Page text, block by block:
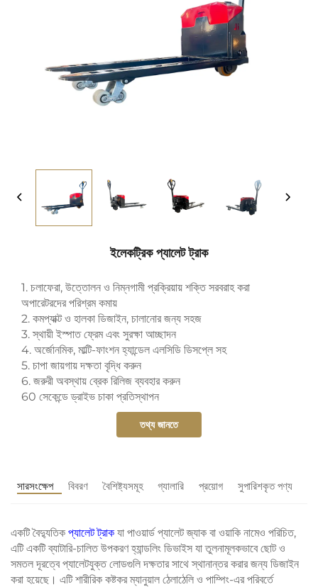
ইলেকট্রিক প্যালেট ট্রাক
1. চলাফেরা, উত্তোলন ও নিম্নগামী প্রক্রিয়ায় শক্তি সরবরাহ করা
অপারেটরদের পরিশ্রম কমায়
2. কমপ্যাক্ট ও হালকা ডিজাইন, চালানোর জন্য সহজ
3. স্থায়ী ইস্পাত ফ্রেম এবং সুরক্ষা আচ্ছাদন
4. অর্জোনমিক, মাল্টি-ফাংশন হ্যান্ডেল এলসিডি ডিসপ্লে সহ
5. চাপা জায়গায় দক্ষতা বৃদ্ধি করুন
6. জরুরী অবস্থায় ব্রেক রিলিজ ব্যবহার করুন
60 সেকেন্ডে ড্রাইভ চাকা প্রতিস্থাপন
তথ্য জানতে
সারসংক্ষেপ বিবরণ বৈশিষ্ট্যসমূহ গ্যালারি প্রয়োগ সুপারিশকৃত পণ্য
একটি বৈদ্যুতিক প্যালেট ট্রাক যা পাওয়ার্ড প্যালেট জ্যাক বা ওয়াকি নামেও পরিচিত,
এটি একটি ব্যাটারি-চালিত উপকরণ হ্যান্ডলিং ডিভাইস যা তুলনামূলকভাবে ছোট ও
সমতল দূরত্বে প্যালেটযুক্ত লোডগুলি দক্ষতার সাথে স্থানান্তর করার জন্য ডিজাইন
করা হয়েছে। এটি শারীরিক কষ্টকর ম্যানুয়াল ঠেলাঠেলি ও পাম্পিং-এর পরিবর্তে